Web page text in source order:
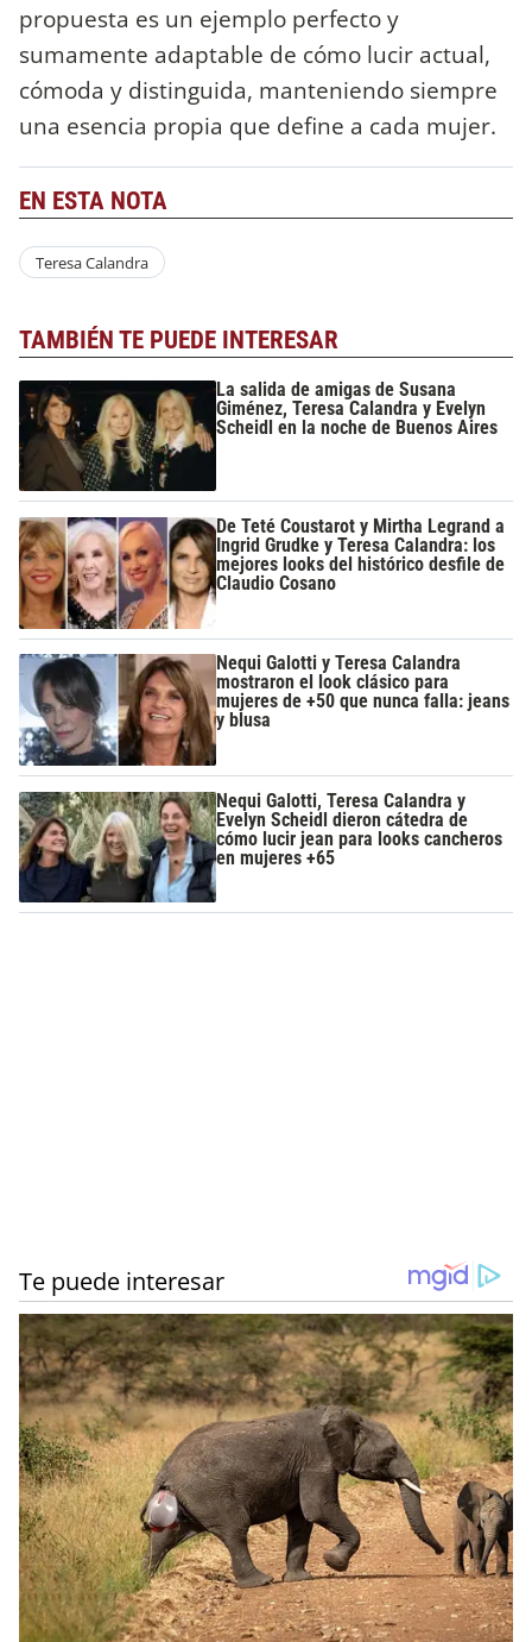
propuesta es un ejemplo perfecto y
sumamente adaptable de cómo lucir actual,
cómoda y distinguida, manteniendo siempre
una esencia propia que define a cada mujer.
EN ESTA NOTA
Teresa Calandra
TAMBIÉN TE PUEDE INTERESAR
La salida de amigas de Susana
Giménez, Teresa Calandra y Evelyn
Scheidl en la noche de Buenos Aires
De Teté Coustarot y Mirtha Legrand a
Ingrid Grudke y Teresa Calandra: los
mejores looks del histórico desfile de
Claudio Cosano
Nequi Galotti y Teresa Calandra
mostraron el look clásico para
mujeres de +50 que nunca falla: jeans
y blusa
Nequi Galotti, Teresa Calandra y
Evelyn Scheidl dieron cátedra de
cómo lucir jean para looks cancheros
en mujeres +65